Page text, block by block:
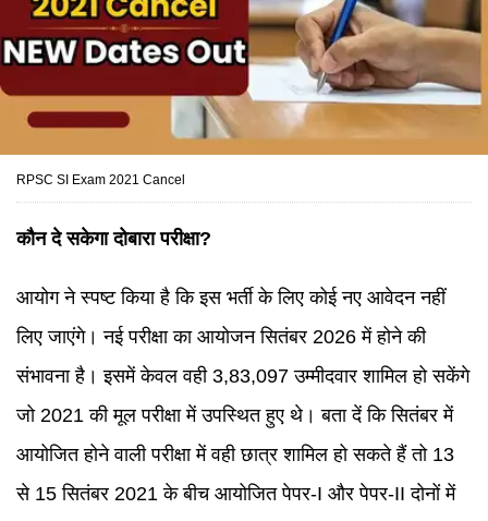
RPSC SI Exam 2021 Cancel
कौन दे सकेगा दोबारा परीक्षा?
आयोग ने स्पष्ट किया है कि इस भर्ती के लिए कोई नए आवेदन नहीं
लिए जाएंगे। नई परीक्षा का आयोजन सितंबर 2026 में होने की
संभावना है। इसमें केवल वही 3,83,097 उम्मीदवार शामिल हो सकेंगे
जो 2021 की मूल परीक्षा में उपस्थित हुए थे। बता दें कि सितंबर में
आयोजित होने वाली परीक्षा में वही छात्र शामिल हो सकते हैं तो 13
से 15 सितंबर 2021 के बीच आयोजित पेपर-I और पेपर-II दोनों में